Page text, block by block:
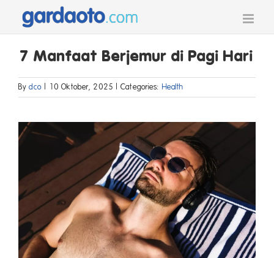
content
7 Manfaat Berjemur di Pagi Hari
Bydco | 10 Oktober, 2025 | Categories: Health